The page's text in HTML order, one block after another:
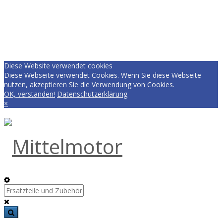
Diese Website verwendet cookies
Diese Webseite verwendet Cookies. Wenn Sie diese Webseite
nutzen, akzeptieren Sie die Verwendung von Cookies.
OK, verstanden! Datenschutzerklärung
×